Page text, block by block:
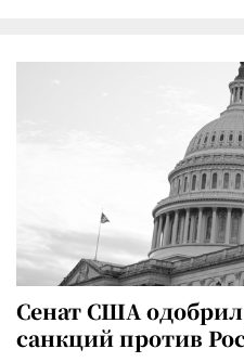
Сенат США
санкций против